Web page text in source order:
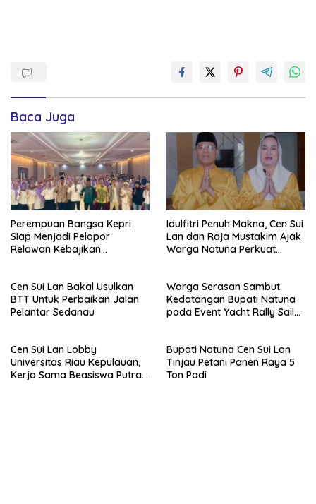
Baca Juga
Perempuan Bangsa Kepri
Siap Menjadi Pelopor
Relawan Kebajikan
Idulfitri Penuh Makna, Cen Sui
Lan dan Raja Mustakim Ajak
Warga Natuna Perkuat
Cen Sui Lan Bakal Usulkan
BTT Untuk Perbaikan Jalan
Pelantar Sedanau
Warga Serasan Sambut
Kedatangan Bupati Natuna
pada Event Yacht Rally Sail
Cen Sui Lan Lobby
Universitas Riau Kepulauan,
Kerja Sama Beasiswa Putra-
Bupati Natuna Cen Sui Lan
Tinjau Petani Panen Raya 5
Ton Padi